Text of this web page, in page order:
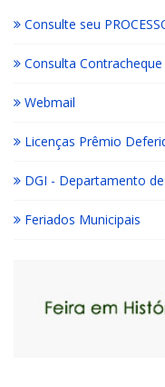
Consulte seu
Consulta Contracheque
Webmail
Licenças Prêmio
DGI - Departamento
Feriados Municipais